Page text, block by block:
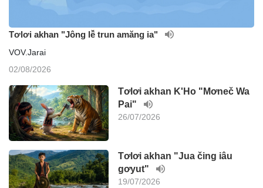
Tơlơi akhan "Jông lê̆ trun amăng ia"
VOV.Jarai
02/08/2026
Tơlơi akhan K'Ho "Mơneč Wa
Pai"
26/07/2026
Tơlơi akhan "Jua čing iâu
gơyut"
19/07/2026